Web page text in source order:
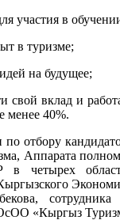
участия в
в туризме;
на будущее;
свой вклад и
менее 40%.
отбору
Аппарата
в четырех
«Кыргыз